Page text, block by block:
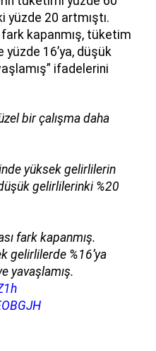
yüzde 20 artmıştı.
fark kapanmış, tüketim
yüzde 16’ya, düşük
ifadelerini
bir çalışma daha
yüksek gelirlilerin
gelirlilerinki %20
fark kapanmış.
gelirlilerde %16’ya
yavaşlamış.